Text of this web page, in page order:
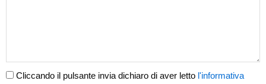
Cliccando il pulsante invia dichiaro di aver letto l'informativa